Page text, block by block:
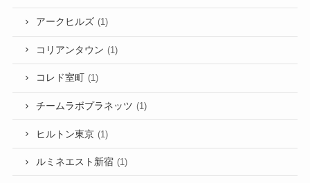
アークヒルズ (1)
コリアンタウン (1)
コレド室町 (1)
チームラボプラネッツ (1)
ヒルトン東京 (1)
ルミネエスト新宿 (1)